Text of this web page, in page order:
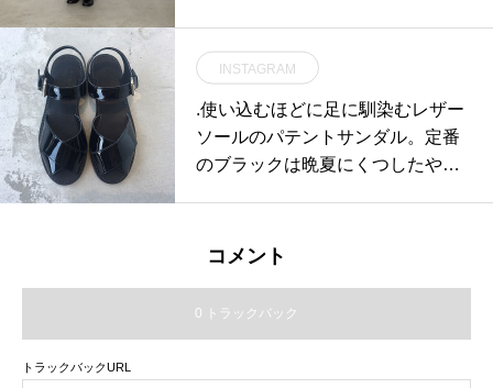
ラムズウール #アンゴラ#クリスマ
スプレゼント #雑貨 #zakka#haus
matsue #島根 #松江
owell #cotton linen oxford#skirt#ha
usmatsue #島根#松江
INSTAGRAM
.使い込むほどに足に馴染むレザー
ソールのパテントサンダル。定番
のブラックは晩夏にくつしたやタ
ブラック.#margarethowell #cross l
コメント
0 トラックバック
トラックバックURL